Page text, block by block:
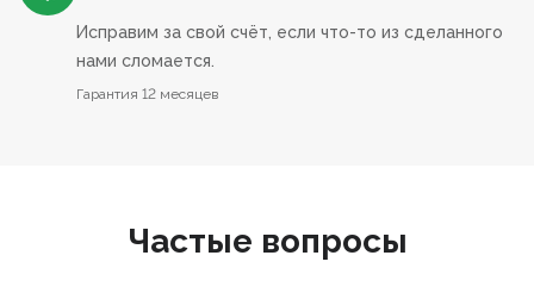
Исправим за свой счёт, если что-то из сделанного
нами сломается.
Гарантия 12 месяцев
Частые вопросы